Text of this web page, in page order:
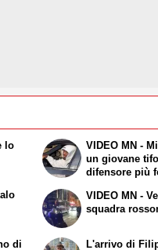
lo
VIDEO MN -
un giovane
difensore più
VIDEO MN -
squadra
di
L'arrivo di